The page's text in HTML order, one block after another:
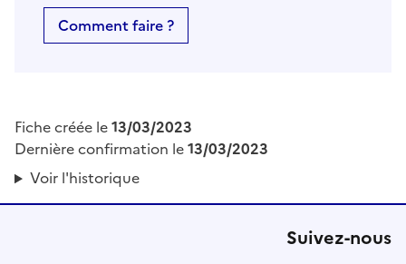
Comment faire ?
Fiche créée le13/03/2023
Dernière confirmation le13/03/2023
Voir l'historique
Suivez-nous